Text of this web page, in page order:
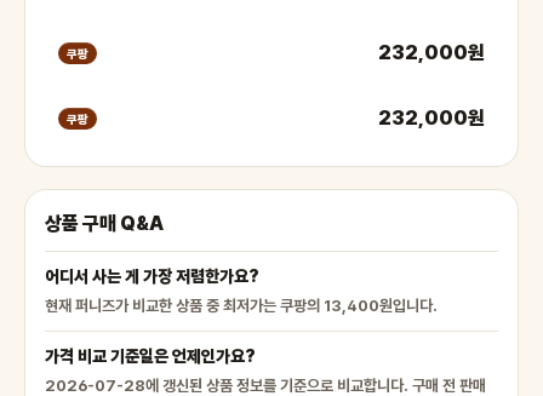
쿠팡 232,000원
쿠팡 232,000원
상품 구매 Q&A
어디서 사는 게 가장 저렴한가요?
현재 퍼니즈가 비교한 상품 중 최저가는 쿠팡의 13,400원입니다.
가격 비교 기준일은 언제인가요?
2026-07-28에 갱신된 상품 정보를 기준으로 비교합니다. 구매 전 판매